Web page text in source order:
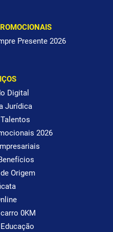
Presente 2026
Digital
Jurídica
2026
Origem
0KM